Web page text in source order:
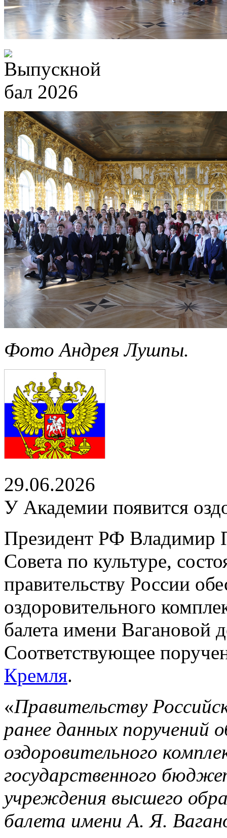
Фото Андрея Лушпы.
29.06.2026
У Академии появится
Президент РФ Владимир
Совета по культуре,
правительству России
оздоровительного
балета имени Вагановой
Соответствующее
Кремля.
«Правительству
ранее данных поручений
оздоровительного
государственного
учреждения высшего
балета имени А. Я.